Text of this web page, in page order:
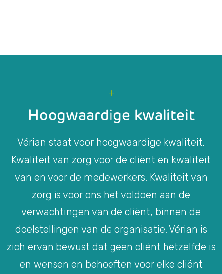
Hoogwaardige kwaliteit
Vérian staat voor hoogwaardige kwaliteit.
Kwaliteit van zorg voor de cliënt en kwaliteit
van en voor de medewerkers. Kwaliteit van
zorg is voor ons het voldoen aan de
verwachtingen van de cliënt, binnen de
doelstellingen van de organisatie. Vérian is
zich ervan bewust dat geen cliënt hetzelfde is
en wensen en behoeften voor elke cliënt